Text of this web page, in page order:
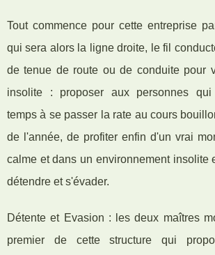
Tout commence pour cette entreprise
qui sera alors la ligne droite, le fil
de tenue de route ou de conduite pour
insolite : proposer aux personnes
temps à se passer la rate au cours
de l'année, de profiter enfin d'un vrai
calme et dans un environnement insolite
détendre et s'évader.
Détente et Evasion : les deux maîtres
premier de cette structure qui